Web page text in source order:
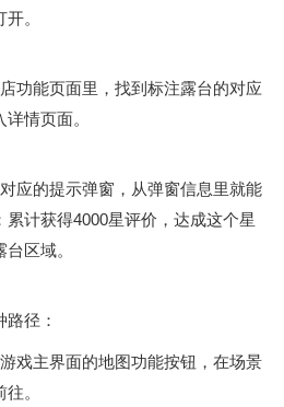
。
功能页面里，找到标注露台的对应
情页面。
应的提示弹窗，从弹窗信息里就能
计获得4000星评价，达成这个星
区域。
径：
戏主界面的地图功能按钮，在场景
。